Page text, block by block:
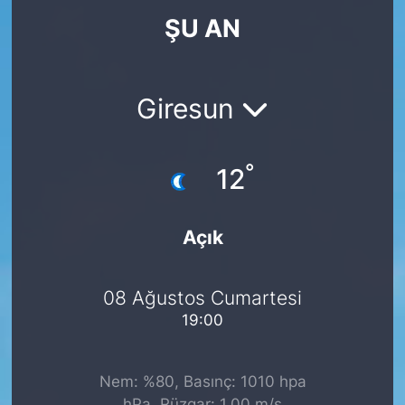
ŞU AN
Giresun
12°
Açık
08 Ağustos Cumartesi
19:00
Nem: %80, Basınç: 1010 hpa
KÖŞE YAZILARI
KÜLTÜR SANAT
SARIYER HABERLERİ